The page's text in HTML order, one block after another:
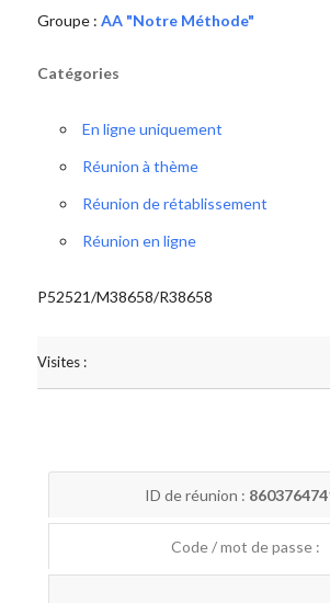
Groupe : AA "Notre Méthode"
Catégories
En ligne uniquement
Réunion à thème
Réunion de rétablissement
Réunion en ligne
P52521/M38658/R38658
Visites :
ID de réunion :
Code / mot de passe :